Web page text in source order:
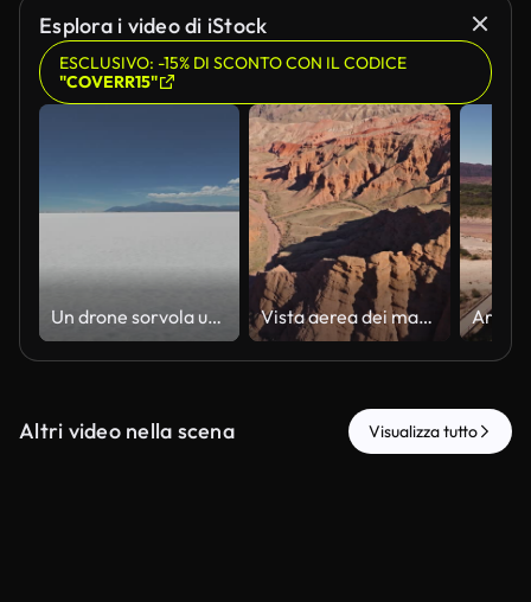
Esplora i video di iStock
ESCLUSIVO: -15% DI SCONTO CON IL CODICE
"COVERR15"
Un drone sorvola un turista che si trova da solo in un ambiente desertico nelle saline di Salinas Grandes a Jujuy, in Argentina. 4k Vista aerea dei maestosi canyon del Konorchek in Kirghizistan
Altri video nella scena Visualizza tutto